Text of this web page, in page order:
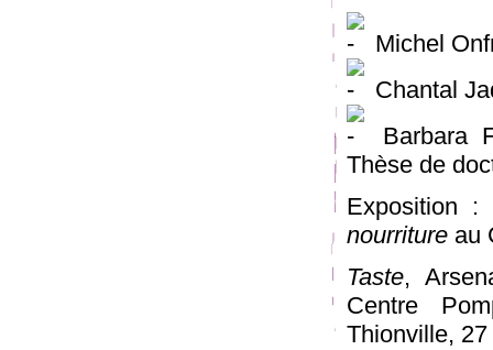
Michel
Chantal
Barbara
Thèse de
Exposition :
nourriture au
Taste,
Centre
Thionville,